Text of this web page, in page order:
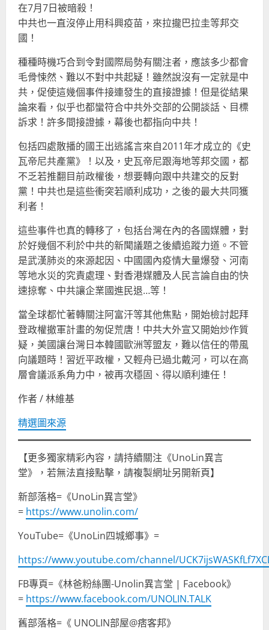
在7月7日被暗殺！
中共也一直沒停止用科興疫苗，來拉攏巴拉圭等邦交
國！
種種時機巧合到令對國際局勢有關注者，應該多少都會
毛骨悚然、難以不對中共起疑！雖然說沒有一定就是中
共，促使這幾個事件接連發生的直接證據！但是從結果
論來看，似乎也都蠻符合中共外交部的公開談話、目標
訴求！許多間接證據，幕後也都指向中共！
包括四處散播的國王出逃謠言來自2011年才成立的《史
瓦帝尼共產黨》！以及，史瓦帝尼跟海地等邦交國，都
不乏若推翻目前政權後，想要轉向跟中共建交的反對
黨！中共也是這些衝突若順利成功，之後的最大共同獲
利者！
這些事件也真的轉移了，包括台灣在內的各國媒體，對
於好幾個不利於中共的新聞議題之後續追蹤力道。不管
是武漢肺炎的來源起因、中國國內疫情大量爆發、河南
等地水災的究責處理、對香港媒體及人民言論自由的快
速掠奪、中共讓企業國進民退…等！
當全球都忙著轉關注阿富汗等其他焦點，開始檢討起拜
登政權撤軍計畫的匆促荒唐！中共大外宣又開始炒作質
疑，美國讓台灣日本韓國歐洲等盟友，難以信任的帶風
向議題時！習近平政權，又輕舟已過北戴河，可以在高
層會議派系角力中，被再次穩固、得以順利連任！
作者 / 林維基
精選圖來源
【更多獨家精彩內容，請持續關注《UnoLin異言
堂》，若無法直接點擊，請複製網址另開新頁】
新部落格=《UnoLin異言堂》
= https://www.unolin.com/
YouTube=《UnoLin四城鄉事》=
https://www.youtube.com/channel/
FB專頁=《林爸粉絲團-Unolin異言堂 | Facebook》
= https://www.facebook.com/UNOLIN.TALK
舊部落格=《 UNOLIN部屋@痞客邦》